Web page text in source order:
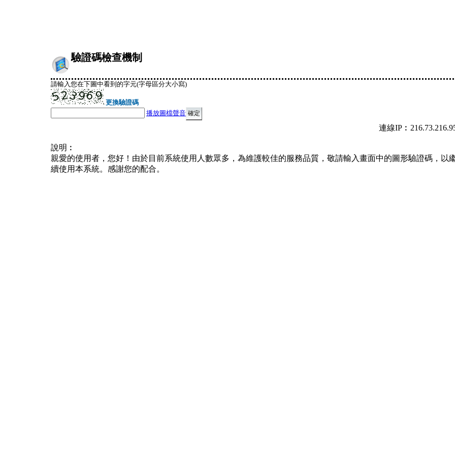
驗證碼檢查機制
請輸入您在下圖中看到的字元(字母區分大小寫)
更換驗證碼
播放圖檔聲音
連線
說明︰
親愛的使用者，您好！由於目前系統使用人數眾多，為維護較佳的服務品質，敬請輸入畫面中的圖形驗證碼，以
續使用本系統。感謝您的配合。